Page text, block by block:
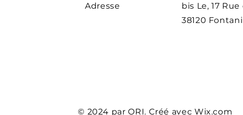
Adresse
bis Le, 17
38120
© 2024 par ORI. Créé avec Wix.com